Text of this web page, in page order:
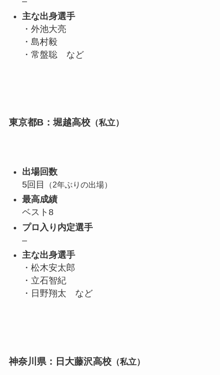
主な出身選手
・外池大亮
・島村毅
・常盤聡 など
東京都B：堀越高校（私立）
出場回数
5回目
（2年ぶりの出場）
最高成績
ベスト8
プロ入り内定選手
–
主な出身選手
・松木安太郎
・立石智紀
・日野翔太 など
神奈川県：日大藤沢高校（私立）